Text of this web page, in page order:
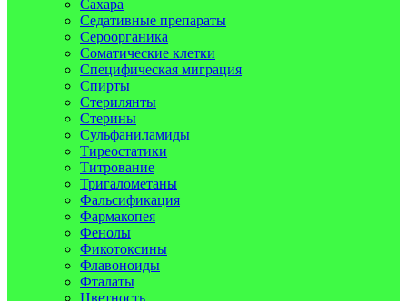
Сахара
Седативные препараты
Сероорганика
Соматические клетки
Специфическая миграция
Спирты
Стерилянты
Стерины
Сульфаниламиды
Тиреостатики
Титрование
Тригалометаны
Фальсификация
Фармакопея
Фенолы
Фикотоксины
Флавоноиды
Фталаты
Цветность